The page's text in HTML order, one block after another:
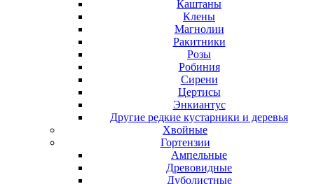
Каштаны
Клены
Магнолии
Ракитники
Розы
Робиния
Сирени
Цертисы
Энкиантус
Другие редкие кустарники и деревья
Хвойные
Гортензии
Ампельные
Древовидные
Дуболистные